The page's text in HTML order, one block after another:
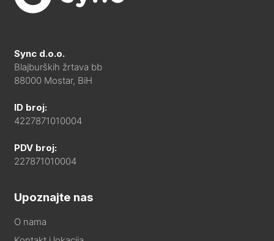
Sync d.o.o.
Blajburških žrtava bb
88000 Mostar, BiH
ID broj:
4227871010004
PDV broj:
227871010004
Upoznajte nas
O nama